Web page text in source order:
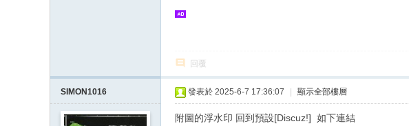
回覆
SIMON1016 發表於 2025-6-7 17:36:07 顯示全部樓層
附圖的浮水印 回到預設[Discuz!] 如下連結